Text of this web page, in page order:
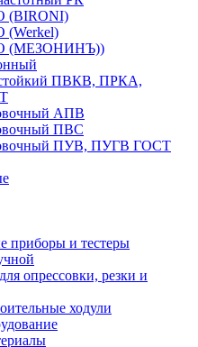
(BIRONI)
(Werkel)
(МЕЗОНИНЪ))
ПВКВ, ПРКА,
АПВ
ПВС
ПУВ, ПУГВ ГОСТ
приборы и тестеры
опрессовки, резки и
ходули